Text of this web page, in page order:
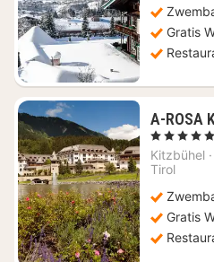
Gratis
A-ROSA
, 5 Sterren
Kitzbühel ·
Tirol
Gratis